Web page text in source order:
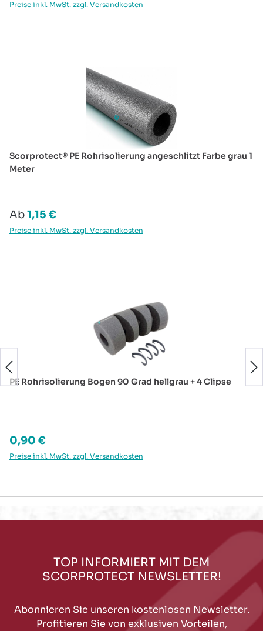
Preise inkl. MwSt. zzgl. Versandkosten
Scorprotect® PE Rohrisolierung angeschlitzt Farbe grau 1
Meter
Regulärer Preis:
Ab1,15 €
Preise inkl. MwSt. zzgl. Versandkosten
PE Rohrisolierung Bogen 90 Grad hellgrau + 4 Clipse
Regulärer Preis:
0,90 €
Preise inkl. MwSt. zzgl. Versandkosten
TOP INFORMIERT MIT DEM
SCORPROTECT NEWSLETTER!
Abonnieren Sie unseren kostenlosen Newsletter.
Profitieren Sie von exklusiven Vorteilen,